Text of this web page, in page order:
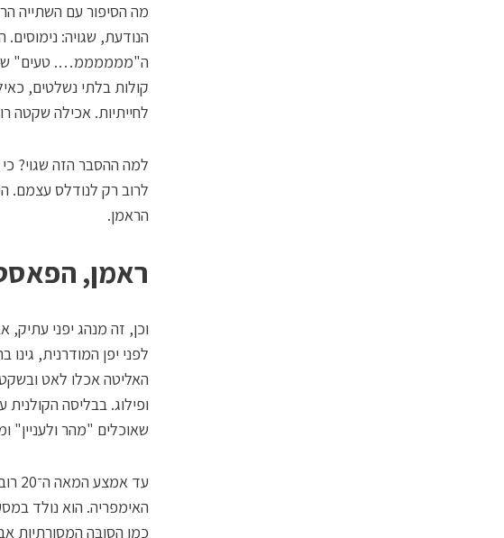
מה הסיפור עם השתייה
הנודעת, שגויה:
ה"ממממממ…. טעים"
קולות בלתי נשלטים,
לחייתיות. אכילה שקטה
למה ההסבר הזה שגוי?
לרוב רק לנודלס עצמם.
הראמן.
ראמן,
וכן, זה מנהג יפני עתיק,
לפני יפן המודרנית,
האליטה אכלו לאט
ופילוג. בבליסה
שאוכלים "מהר ולעניין"
עד
האימפריה. הוא נולד
כמו הסובּה המסורתיות